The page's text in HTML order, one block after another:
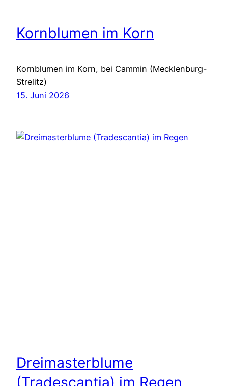
Kornblumen im Korn
Kornblumen im Korn, bei Cammin (Mecklenburg-
Strelitz)
15. Juni 2026
Dreimasterblume